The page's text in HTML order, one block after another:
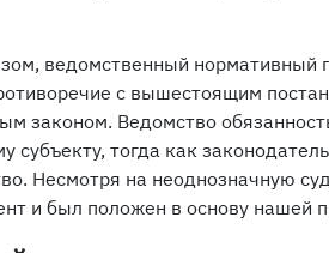
ведомственный нормативный
с вышестоящим
законом. Ведомство
субъекту, тогда как
Несмотря на неоднозначную
и был положен в основу нашей